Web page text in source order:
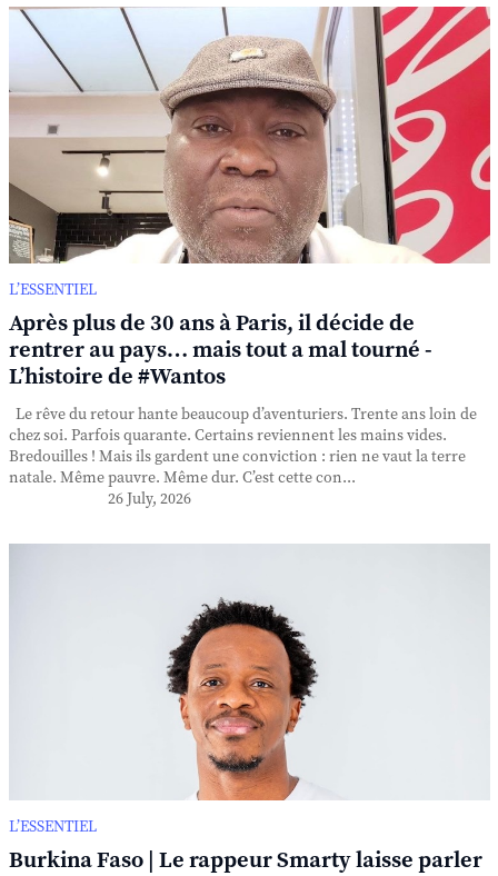
L’ESSENTIEL
Après plus de 30 ans à Paris, il décide de
rentrer au pays… mais tout a mal tourné -
L’histoire de #Wantos
Le rêve du retour hante beaucoup d’aventuriers. Trente ans loin de
chez soi. Parfois quarante. Certains reviennent les mains vides.
Bredouilles ! Mais ils gardent une conviction : rien ne vaut la terre
natale. Même pauvre. Même dur. C’est cette con...
26 July, 2026
L’ESSENTIEL
Burkina Faso | Le rappeur Smarty laisse parler